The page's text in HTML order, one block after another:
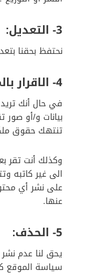
3- التعديل:
نحتفظ بحقنا
4- الاقرار
في حال أنك
بيانات و/أو صور
تنتهك حقوق
وكذلك أنت تقر
الى غير كاتبه
على نشر أي
عنها.
5- الحذف:
يحق لنا عدم
سياسة الموقع